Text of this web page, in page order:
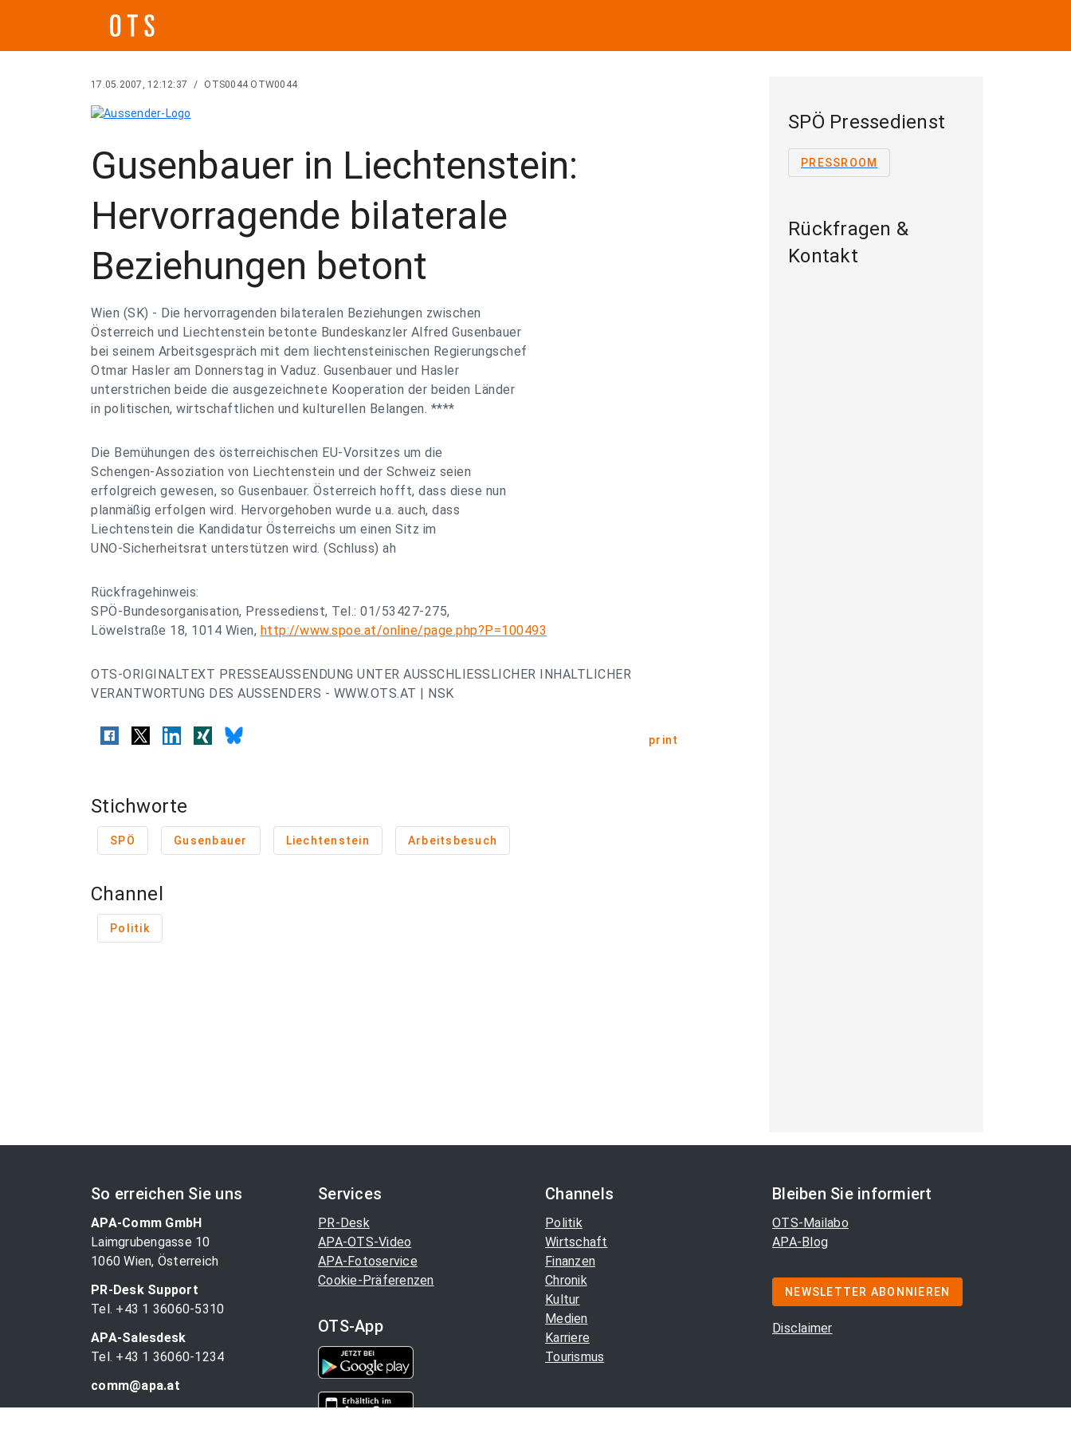
17.05.2007, 12:12:37 / OTS0044 OTW0044
Gusenbauer in Liechtenstein:
Hervorragende bilaterale
Beziehungen betont
Wien (SK) - Die hervorragenden bilateralen Beziehungen zwischen
Österreich und Liechtenstein betonte Bundeskanzler Alfred Gusenbauer
bei seinem Arbeitsgespräch mit dem liechtensteinischen Regierungschef
Otmar Hasler am Donnerstag in Vaduz. Gusenbauer und Hasler
unterstrichen beide die ausgezeichnete Kooperation der beiden Länder
in politischen, wirtschaftlichen und kulturellen Belangen. ****
Die Bemühungen des österreichischen EU-Vorsitzes um die
Schengen-Assoziation von Liechtenstein und der Schweiz seien
erfolgreich gewesen, so Gusenbauer. Österreich hofft, dass diese nun
planmäßig erfolgen wird. Hervorgehoben wurde u.a. auch, dass
Liechtenstein die Kandidatur Österreichs um einen Sitz im
UNO-Sicherheitsrat unterstützen wird. (Schluss) ah
Rückfragehinweis:
SPÖ-Bundesorganisation, Pressedienst, Tel.: 01/53427-275,
Löwelstraße 18, 1014 Wien, http://www.spoe.at/online/page.php?P=100493
OTS-ORIGINALTEXT PRESSEAUSSENDUNG UNTER AUSSCHLIESSLICHER INHALTLICHER
VERANTWORTUNG DES AUSSENDERS - WWW.OTS.AT | NSK
print
Stichworte
SPÖ Gusenbauer Liechtenstein Arbeitsbesuch
Channel
Politik
SPÖ Pressedienst
PRESSROOM
Rückfragen &
Kontakt
So erreichen Sie uns
APA-Comm GmbH
Laimgrubengasse 10
1060 Wien, Österreich
PR-Desk Support
Tel. +43 1 36060-5310
APA-Salesdesk
Tel. +43 1 36060-1234
comm@apa.at
Services
PR-Desk
APA-OTS-Video
APA-Fotoservice
Cookie-Präferenzen
OTS-App
Channels
Politik
Wirtschaft
Finanzen
Chronik
Kultur
Medien
Karriere
Tourismus
Bleiben Sie informiert
OTS-Mailabo
APA-Blog
NEWSLETTER ABONNIEREN
Disclaimer